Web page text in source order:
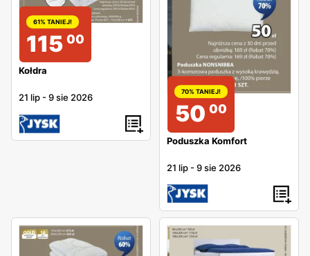
61% TANIEJ!
115 00
Kołdra
21 lip -9 sie 2026
70% TANIEJ!
50 00
Poduszka Komfort
21 lip -9 sie 2026